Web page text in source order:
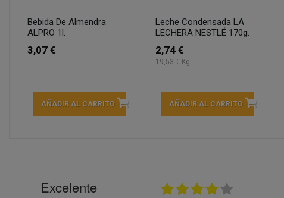
Bebida De Almendra
ALPRO 1l.
3,07 €
AÑADIR AL CARRITO
Leche Condensada LA
LECHERA NESTLÉ 170g.
2,74 €
19,53 € Kg
AÑADIR AL CARRITO
Excelente